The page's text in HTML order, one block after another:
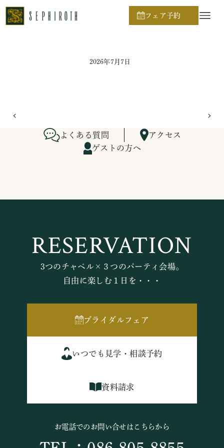
フェア予約
ホーム
2026年7月7日
よくある質問
アクセス
ゲストの方へ
RESERVATION
3つのチャペル×３つのパーティ会場。
自由に楽しむ１日を・・・
ブライダルフェア
いつでも見学・相談予約
資料請求
お電話でのお問い合せはこちらから